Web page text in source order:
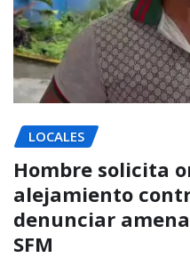
LOCALES
Hombre solicita
alejamiento
denunciar
SFM